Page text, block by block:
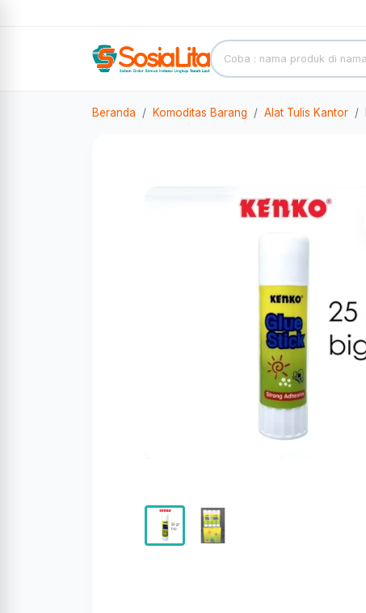
Beranda Komoditas Barang Alat Tulis Kantor